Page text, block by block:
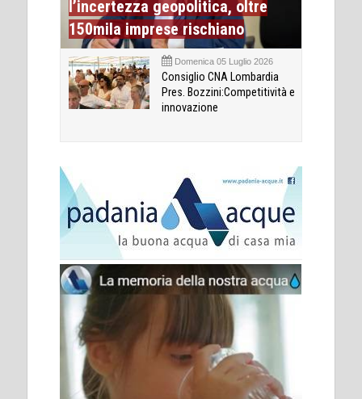
l’incertezza geopolitica, oltre
150mila imprese rischiano
Domenica 05 Luglio 2026
Consiglio CNA Lombardia
Pres. Bozzini:Competitività e
innovazione